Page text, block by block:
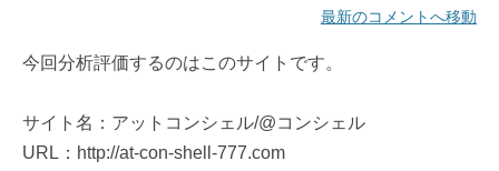
最新のコメントへ移動
今回分析評価するのはこのサイトです。
サイト名：アットコンシェル/@コンシェル
URL：http://at-con-shell-777.com